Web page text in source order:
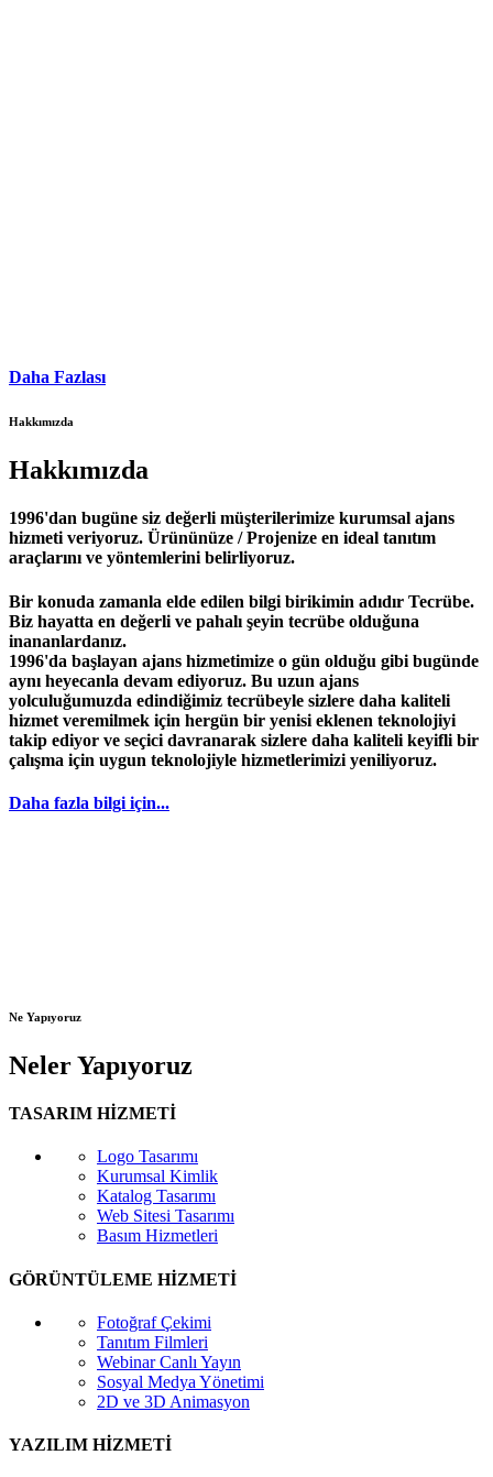
Daha Fazlası
Hakkımızda
Hakkımızda
1996'dan bugüne siz değerli müşterilerimize kurumsal ajans
hizmeti veriyoruz. Ürününüze / Projenize en ideal tanıtım
araçlarını ve yöntemlerini belirliyoruz.
Bir konuda zamanla elde edilen bilgi birikimin adıdır Tecrübe.
Biz hayatta en değerli ve pahalı şeyin tecrübe olduğuna
inananlardanız.
1996'da başlayan ajans hizmetimize o gün olduğu gibi bugünde
aynı heyecanla devam ediyoruz. Bu uzun ajans
yolculuğumuzda edindiğimiz tecrübeyle sizlere daha kaliteli
hizmet veremilmek için hergün bir yenisi eklenen teknolojiyi
takip ediyor ve seçici davranarak sizlere daha kaliteli keyifli bir
çalışma için uygun teknolojiyle hizmetlerimizi yeniliyoruz.
Daha fazla bilgi için...
Ne Yapıyoruz
Neler Yapıyoruz
TASARIM HİZMETİ
Logo Tasarımı
Kurumsal Kimlik
Katalog Tasarımı
Web Sitesi Tasarımı
Basım Hizmetleri
GÖRÜNTÜLEME HİZMETİ
Fotoğraf Çekimi
Tanıtım Filmleri
Webinar Canlı Yayın
Sosyal Medya Yönetimi
2D ve 3D Animasyon
YAZILIM HİZMETİ